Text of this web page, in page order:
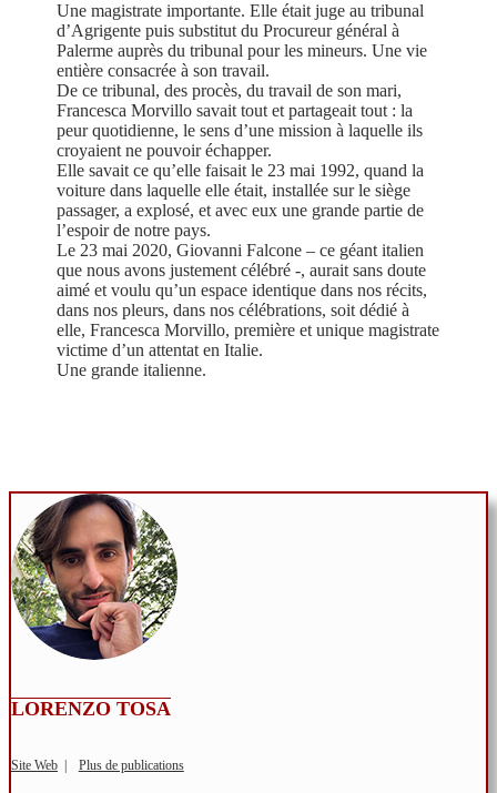
Une magistrate importante. Elle était juge au tribunal
d’Agrigente puis substitut du Procureur général à
Palerme auprès du tribunal pour les mineurs. Une vie
entière consacrée à son travail.
De ce tribunal, des procès, du travail de son mari,
Francesca Morvillo savait tout et partageait tout : la
peur quotidienne, le sens d’une mission à laquelle ils
croyaient ne pouvoir échapper.
Elle savait ce qu’elle faisait le 23 mai 1992, quand la
voiture dans laquelle elle était, installée sur le siège
passager, a explosé, et avec eux une grande partie de
l’espoir de notre pays.
Le 23 mai 2020, Giovanni Falcone – ce géant italien
que nous avons justement célébré -, aurait sans doute
aimé et voulu qu’un espace identique dans nos récits,
dans nos pleurs, dans nos célébrations, soit dédié à
elle, Francesca Morvillo, première et unique magistrate
victime d’un attentat en Italie.
Une grande italienne.
LORENZO TOSA
Site Web Plus de publications